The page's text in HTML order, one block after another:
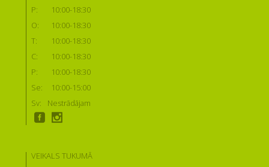
P:
10:00-18:30
O:
10:00-18:30
T:
10:00-18:30
C:
10:00-18:30
P:
10:00-18:30
Se:
10:00-15:00
Sv:
Nestrādājam
VEIKALS TUKUMĀ